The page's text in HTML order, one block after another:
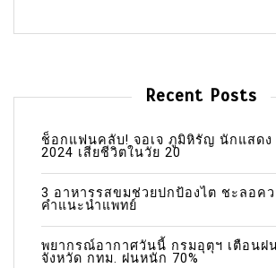
Recent Posts
ช็อกแฟนคลับ! จอเจ ภูมิหิรัญ นักแสดง
2024 เสียชีวิตในวัย 20
3 อาหารรสขมช่วยปกป้องไต ชะลอคว
คำแนะนำแพทย์
พยากรณ์อากาศวันนี้ กรมอุตุฯ เตือนฝ
จังหวัด กทม. ฝนหนัก 70%